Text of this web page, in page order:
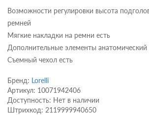
Возможности регулировки высота
ремней
Мягкие накладки на ремни есть
Дополнительные элементы
Съемный чехол есть
Бренд: Lorelli
Артикул: 10071942406
Доступность: Нет в наличии
Штрихкод: 2119999940650